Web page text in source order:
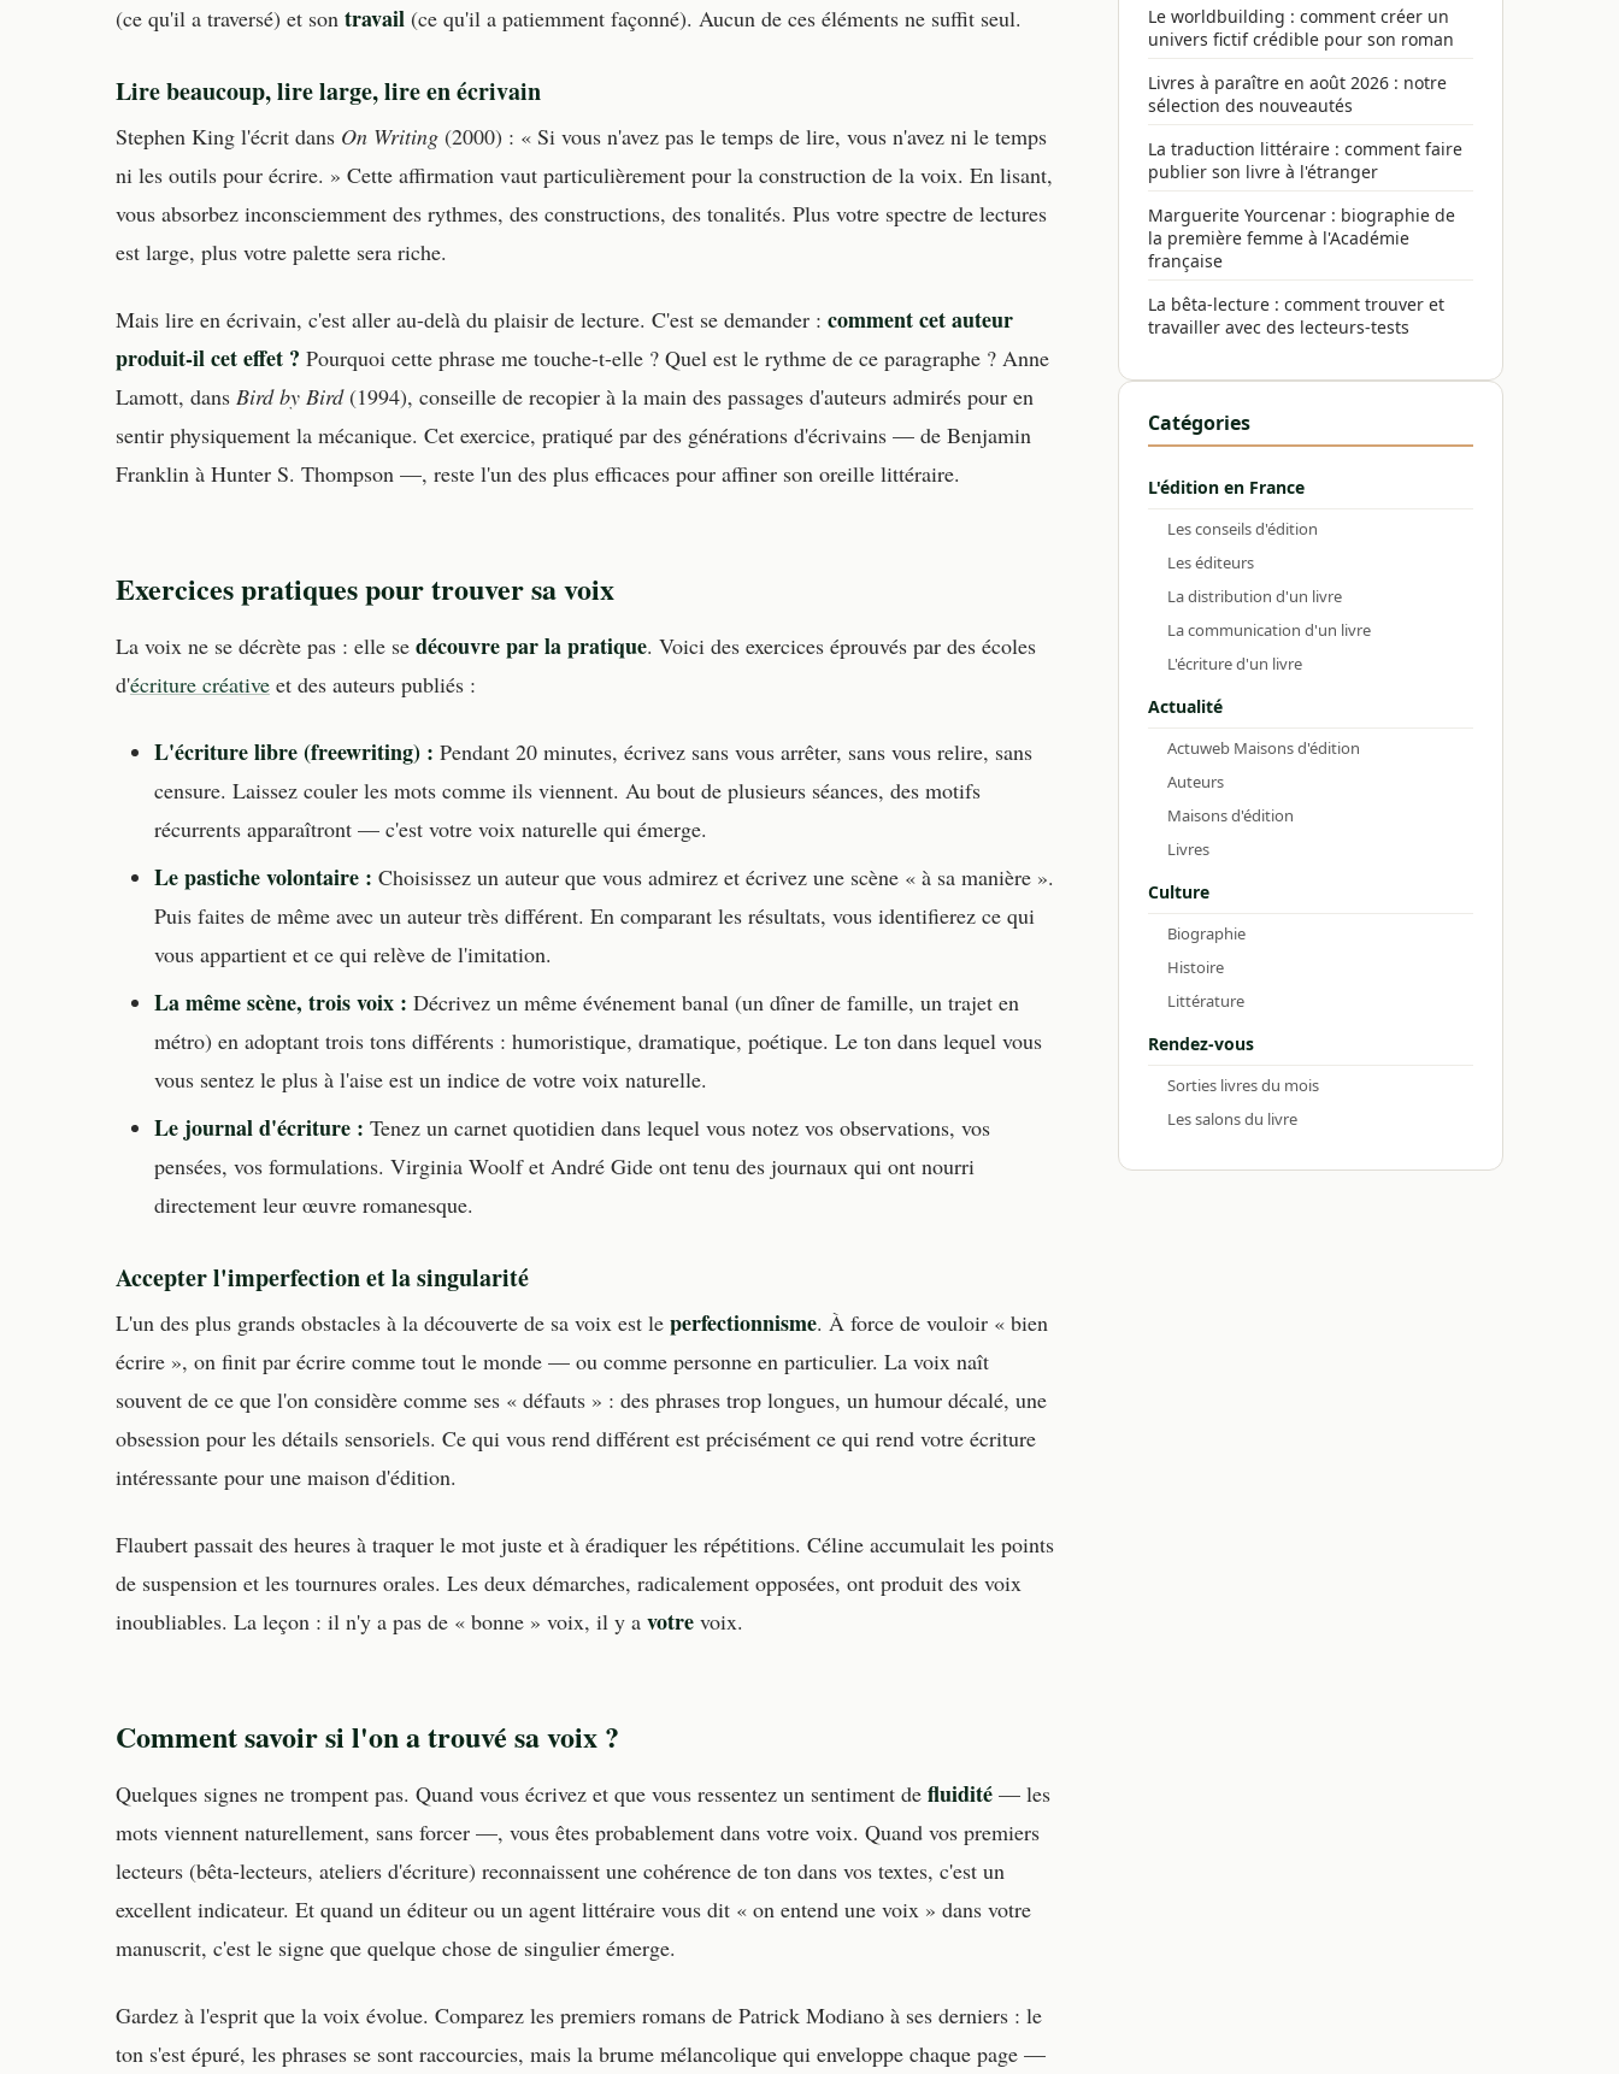
(ce qu'il a traversé) et son travail (ce qu'il a patiemment façonné). Aucun de ces éléments ne suffit seul.
Lire beaucoup, lire large, lire en écrivain
Stephen King l'écrit dans On Writing (2000) : « Si vous n'avez pas le temps de lire, vous n'avez ni le temps
ni les outils pour écrire. » Cette affirmation vaut particulièrement pour la construction de la voix. En lisant,
vous absorbez inconsciemment des rythmes, des constructions, des tonalités. Plus votre spectre de lectures
est large, plus votre palette sera riche.
Mais lire en écrivain, c'est aller au-delà du plaisir de lecture. C'est se demander : comment cet auteur
produit-il cet effet ? Pourquoi cette phrase me touche-t-elle ? Quel est le rythme de ce paragraphe ? Anne
Lamott, dans Bird by Bird(1994), conseille de recopier à la main des passages d'auteurs admirés pour en
sentir physiquement la mécanique. Cet exercice, pratiqué par des générations d'écrivains — de Benjamin
Franklin à Hunter S. Thompson —, reste l'un des plus efficaces pour affiner son oreille littéraire.
Exercices pratiques pour trouver sa voix
La voix ne se décrète pas : elle se découvre par la pratique. Voici des exercices éprouvés par des écoles
d'écriture créative et des auteurs publiés :
L'écriture libre (freewriting) : Pendant 20 minutes, écrivez sans vous arrêter, sans vous relire, sans
censure. Laissez couler les mots comme ils viennent. Au bout de plusieurs séances, des motifs
récurrents apparaîtront — c'est votre voix naturelle qui émerge.
Le pastiche volontaire : Choisissez un auteur que vous admirez et écrivez une scène « à sa manière ».
Puis faites de même avec un auteur très différent. En comparant les résultats, vous identifierez ce qui
vous appartient et ce qui relève de l'imitation.
La même scène, trois voix : Décrivez un même événement banal (un dîner de famille, un trajet en
métro) en adoptant trois tons différents : humoristique, dramatique, poétique. Le ton dans lequel vous
vous sentez le plus à l'aise est un indice de votre voix naturelle.
Le journal d'écriture : Tenez un carnet quotidien dans lequel vous notez vos observations, vos
pensées, vos formulations. Virginia Woolf et André Gide ont tenu des journaux qui ont nourri
directement leur œuvre romanesque.
Accepter l'imperfection et la singularité
L'un des plus grands obstacles à la découverte de sa voix est le perfectionnisme. À force de vouloir « bien
écrire », on finit par écrire comme tout le monde — ou comme personne en particulier. La voix naît
souvent de ce que l'on considère comme ses « défauts » : des phrases trop longues, un humour décalé, une
obsession pour les détails sensoriels. Ce qui vous rend différent est précisément ce qui rend votre écriture
intéressante pour une maison d'édition.
Flaubert passait des heures à traquer le mot juste et à éradiquer les répétitions. Céline accumulait les points
de suspension et les tournures orales. Les deux démarches, radicalement opposées, ont produit des voix
inoubliables. La leçon : il n'y a pas de « bonne » voix, il y a votre voix.
Comment savoir si l'on a trouvé sa voix ?
Quelques signes ne trompent pas. Quand vous écrivez et que vous ressentez un sentiment de fluidité — les
mots viennent naturellement, sans forcer —, vous êtes probablement dans votre voix. Quand vos premiers
lecteurs (bêta-lecteurs, ateliers d'écriture) reconnaissent une cohérence de ton dans vos textes, c'est un
excellent indicateur. Et quand un éditeur ou un agent littéraire vous dit « on entend une voix » dans votre
manuscrit, c'est le signe que quelque chose de singulier émerge.
Gardez à l'esprit que la voix évolue. Comparez les premiers romans de Patrick Modiano à ses derniers : le
ton s'est épuré, les phrases se sont raccourcies, mais la brume mélancolique qui enveloppe chaque page —
Le worldbuilding : comment créer un
univers fictif crédible pour son roman
Livres à paraître en août 2026 : notre
sélection des nouveautés
La traduction littéraire : comment faire
publier son livre à l'étranger
Marguerite Yourcenar : biographie de
la première femme à l'Académie
française
La bêta-lecture : comment trouver et
travailler avec des lecteurs-tests
Catégories
L'édition en France
Les conseils d'édition
Les éditeurs
La distribution d'un livre
La communication d'un livre
L'écriture d'un livre
Actualité
Actuweb Maisons d'édition
Auteurs
Maisons d'édition
Livres
Culture
Biographie
Histoire
Littérature
Rendez-vous
Sorties livres du mois
Les salons du livre